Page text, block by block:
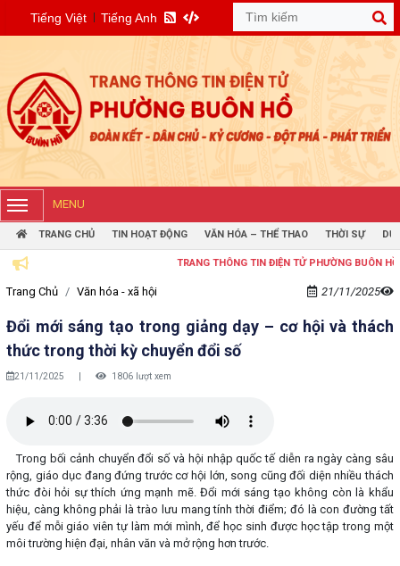
Tiếng Việt Tiếng Anh
MENU
TRANG CHỦ TIN HOẠT ĐỘNG VĂN HÓA – THỂ THAO THỜI SỰ DỰ
TRANG THÔNG TIN ĐIỆN TỬ PHƯỜNG BUÔN HỒ
Trang Chủ Văn hóa - xã hội 21/11/2025
Đổi mới sáng tạo trong giảng dạy – cơ hội và thách
thức trong thời kỳ chuyển đổi số
21/11/2025 | 1806 lượt xem
Trong bối cảnh chuyển đổi số và hội nhập quốc tế diễn ra ngày càng sâu
rộng, giáo dục đang đứng trước cơ hội lớn, song cũng đối diện nhiều thách
thức đòi hỏi sự thích ứng mạnh mẽ. Đổi mới sáng tạo không còn là khẩu
hiệu, càng không phải là trào lưu mang tính thời điểm; đó là con đường tất
yếu để mỗi giáo viên tự làm mới mình, để học sinh được học tập trong một
môi trường hiện đại, nhân văn và mở rộng hơn trước.